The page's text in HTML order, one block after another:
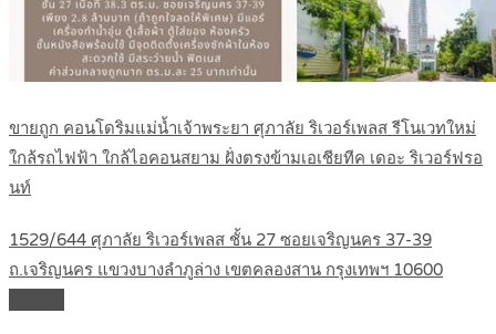
ขายถูก คอนโดริมแม่น้ำเจ้าพระยา ศุภาลัย ริเวอร์เพลส รีโนเวทใหม่
ใกล้รถไฟฟ้า ใกล้ไอคอนสยาม ฝั่งตรงข้ามเอเชียทีค เดอะ ริเวอร์ฟรอ
นท์
1529/644 ศุภาลัย ริเวอร์เพลส ชั้น 27 ซอยเจริญนคร 37-39
ถ.เจริญนคร แขวงบางลำภูล่าง เขตคลองสาน กรุงเทพฯ 10600